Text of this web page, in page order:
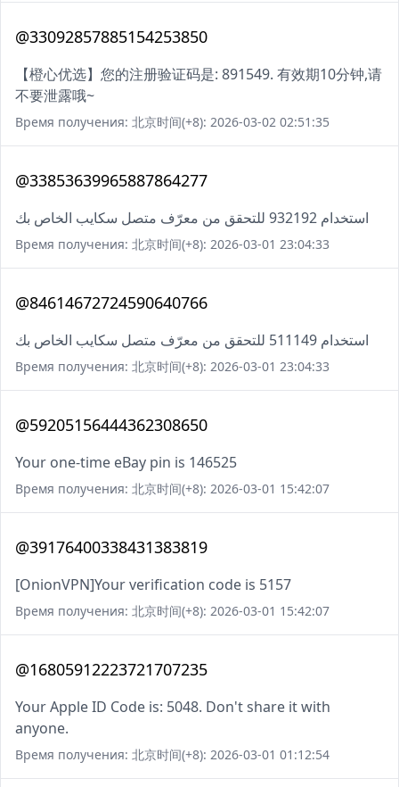
@33092857885154253850
【橙心优选】您的注册验证码是: 891549. 有效期10分钟,请
不要泄露哦~
Время получения: 北京时间(+8): 2026-03-02 02:51:35
@33853639965887864277
استخدام 932192 للتحقق من معرّف متصل سكايب الخاص بك
Время получения: 北京时间(+8): 2026-03-01 23:04:33
@84614672724590640766
استخدام 511149 للتحقق من معرّف متصل سكايب الخاص بك
Время получения: 北京时间(+8): 2026-03-01 23:04:33
@59205156444362308650
Your one-time eBay pin is 146525
Время получения: 北京时间(+8): 2026-03-01 15:42:07
@39176400338431383819
[OnionVPN]Your verification code is 5157
Время получения: 北京时间(+8): 2026-03-01 15:42:07
@16805912223721707235
Your Apple ID Code is: 5048. Don't share it with
anyone.
Время получения: 北京时间(+8): 2026-03-01 01:12:54